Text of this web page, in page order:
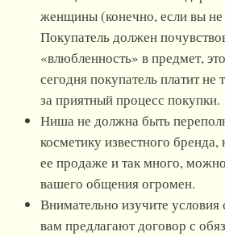
женщины (конечно, если вы не
Покупатель должен
«влюбленность» в предмет,
сегодня покупатель платит не
за приятный процесс покупки.
Ниша не должна быть
косметику известного
ее продаже и так много,
вашего общения огромен.
Внимательно изучите условия
вам предлагают договор с